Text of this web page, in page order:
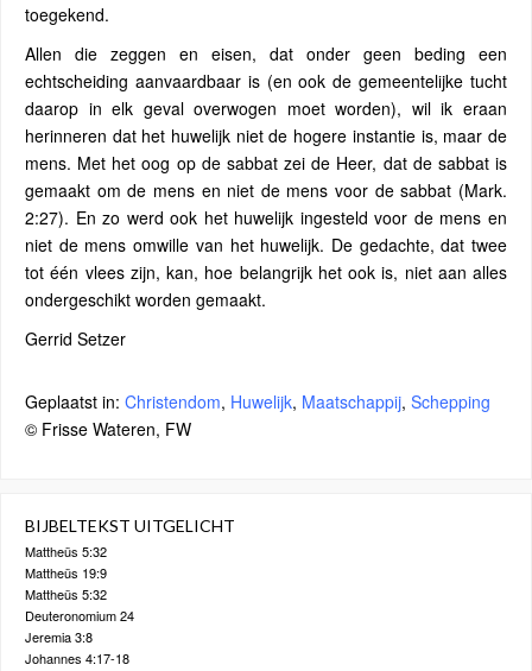
toegekend.
Allen die zeggen en eisen, dat onder geen beding een
echtscheiding aanvaardbaar is (en ook de gemeentelijke tucht
daarop in elk geval overwogen moet worden), wil ik eraan
herinneren dat het huwelijk niet de hogere instantie is, maar de
mens. Met het oog op de sabbat zei de Heer, dat de sabbat is
gemaakt om de mens en niet de mens voor de sabbat (Mark.
2:27). En zo werd ook het huwelijk ingesteld voor de mens en
niet de mens omwille van het huwelijk. De gedachte, dat twee
tot één vlees zijn, kan, hoe belangrijk het ook is, niet aan alles
ondergeschikt worden gemaakt.
Gerrid Setzer
Geplaatst in: Christendom, Huwelijk, Maatschappij, Schepping
© Frisse Wateren, FW
BIJBELTEKST UITGELICHT
Mattheüs 5:32
Mattheüs 19:9
Mattheüs 5:32
Deuteronomium 24
Jeremia 3:8
Johannes 4:17-18